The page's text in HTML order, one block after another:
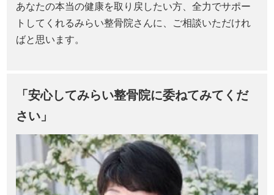
あなたの本当の健康を取り戻したい方、全力でサポー
トしてくれるみらい整骨院さんに、ご相談いただけれ
ばと思います。
「安心してみらい整骨院に委ねてみてくだ
さい」